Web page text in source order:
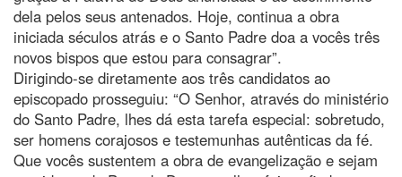
dela pelos seus antenados. Hoje, continua a obra
iniciada séculos atrás e o Santo Padre doa a vocês três
novos bispos que estou para consagrar”.
Dirigindo-se diretamente aos três candidatos ao
episcopado prosseguiu: “O Senhor, através do ministério
do Santo Padre, lhes dá esta tarefa especial: sobretudo,
ser homens corajosos e testemunhas autênticas da fé.
Que vocês sustentem a obra de evangelização e sejam